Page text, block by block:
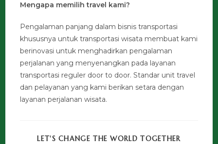
Mengapa memilih travel kami?
Pengalaman panjang dalam bisnis transportasi
khususnya untuk transportasi wisata membuat kami
berinovasi untuk menghadirkan pengalaman
perjalanan yang menyenangkan pada layanan
transportasi reguler door to door. Standar unit travel
dan pelayanan yang kami berikan setara dengan
layanan perjalanan wisata.
LET'S CHANGE THE WORLD TOGETHER